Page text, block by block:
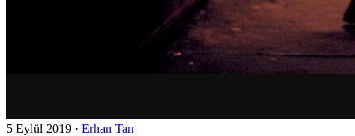
5 Eylül 2019 · Erhan Tan